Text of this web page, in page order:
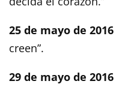
25 de mayo de 2016
creen”.
29 de mayo de 2016